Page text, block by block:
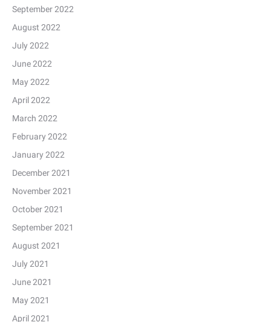
September 2022
August 2022
July 2022
June 2022
May 2022
April 2022
March 2022
February 2022
January 2022
December 2021
November 2021
October 2021
September 2021
August 2021
July 2021
June 2021
May 2021
April 2021